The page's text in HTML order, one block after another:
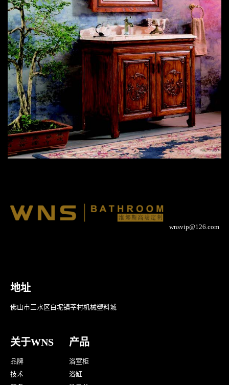
wnsvip@126.com
地址
佛山市三水区白坭镇莘村机械塑料城
关于WNS
品牌
技术
产品
浴室柜
浴缸